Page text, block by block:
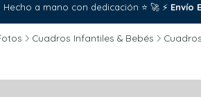
Hecho a mano con dedicación ⭐ 🚀 ⚡ Envío
Cuadros Infantiles & Bebés